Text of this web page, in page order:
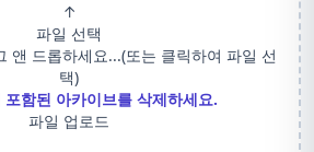
↑
파일 선택
앤 드롭하세요...(또는 클릭하여 파일 선
택)
포함된 아카이브를 삭제하세요.
파일 업로드